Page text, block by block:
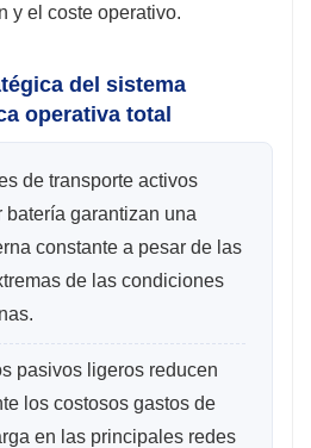
y el coste operativo.
del sistema
operativa total
de transporte activos
batería garantizan una
constante a pesar de las
de las condiciones
pasivos ligeros reducen
los costosos gastos de
en las principales redes